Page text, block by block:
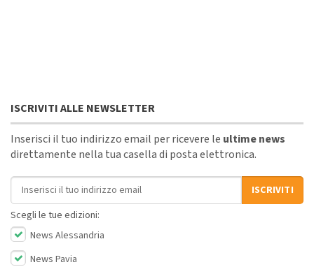
ISCRIVITI ALLE NEWSLETTER
Inserisci il tuo indirizzo email per ricevere le ultime news
direttamente nella tua casella di posta elettronica.
Indirizzo email
ISCRIVITI
Scegli le tue edizioni:
News Alessandria
News Pavia